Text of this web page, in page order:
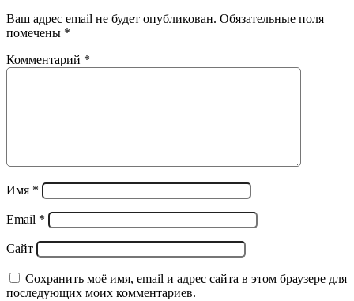
Ваш адрес email не будет опубликован. Обязательные поля
помечены *
Комментарий *
Имя *
Email *
Сайт
Сохранить моё имя, email и адрес сайта в этом браузере для
последующих моих комментариев.